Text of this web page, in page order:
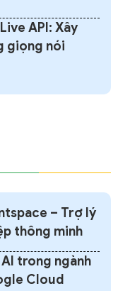
API: Xây
giọng nói
– Trợ lý
thông minh
trong ngành
Cloud